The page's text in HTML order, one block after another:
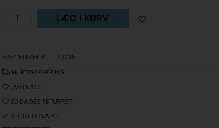
LÆG I KURV
VARENUMMER:
23035
HURTIG LEVERING
LAV FRAGT
30 DAGES RETURRET
STORT UDVALG